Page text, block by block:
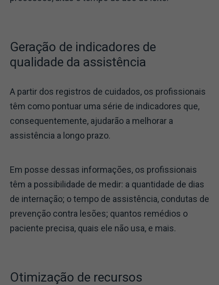
Geração de indicadores de
qualidade da assistência
A partir dos registros de cuidados, os profissionais
têm como pontuar uma série de indicadores que,
consequentemente, ajudarão a melhorar a
assistência a longo prazo.
Em posse dessas informações, os profissionais
têm a possibilidade de medir: a quantidade de dias
de internação; o tempo de assistência, condutas de
prevenção contra lesões; quantos remédios o
paciente precisa, quais ele não usa, e mais.
Otimização de recursos